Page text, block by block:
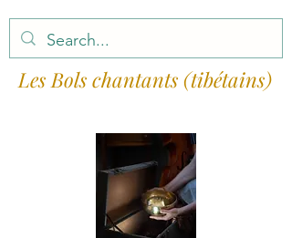
Les Bols chantants (tibétains)